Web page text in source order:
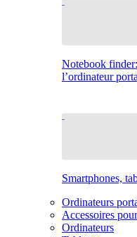
Notebook
l’ordinateur
Smartphones,
Ordinateurs
Accessoires
Ordinateurs